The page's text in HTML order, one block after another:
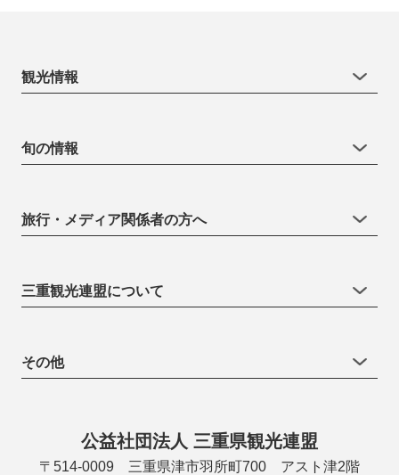
観光情報
旬の情報
旅行・メディア関係者の方へ
三重観光連盟について
その他
公益社団法人 三重県観光連盟
〒514-0009 三重県津市羽所町700 アスト津2階